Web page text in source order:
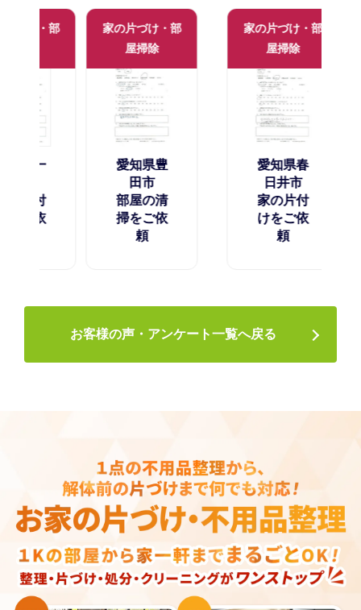
家の片づけ・部
屋掃除
愛知県豊
部屋の清
掃をご依
家の片づけ・部
屋掃除
愛知県春
日井市
家の片付
けをご依
お客様の声・アンケート一覧へ戻る